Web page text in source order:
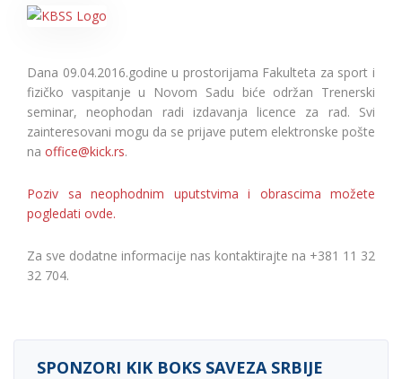
Dana 09.04.2016.godine u prostorijama Fakulteta za sport i
fizičko vaspitanje u Novom Sadu biće održan Trenerski
seminar, neophodan radi izdavanja licence za rad. Svi
zainteresovani mogu da se prijave putem elektronske pošte
na office@kick.rs.
Poziv sa neophodnim uputstvima i obrascima možete
pogledati ovde.
Za sve dodatne informacije nas kontaktirajte na +381 11 32
32 704.
SPONZORI KIK BOKS SAVEZA SRBIJE